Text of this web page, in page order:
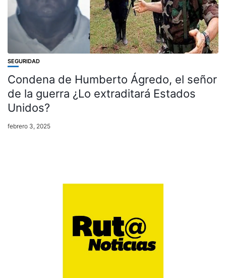
SEGURIDAD
Condena de Humberto Ágredo, el señor
de la guerra ¿Lo extraditará Estados
Unidos?
febrero 3, 2025